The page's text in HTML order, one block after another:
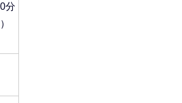
分